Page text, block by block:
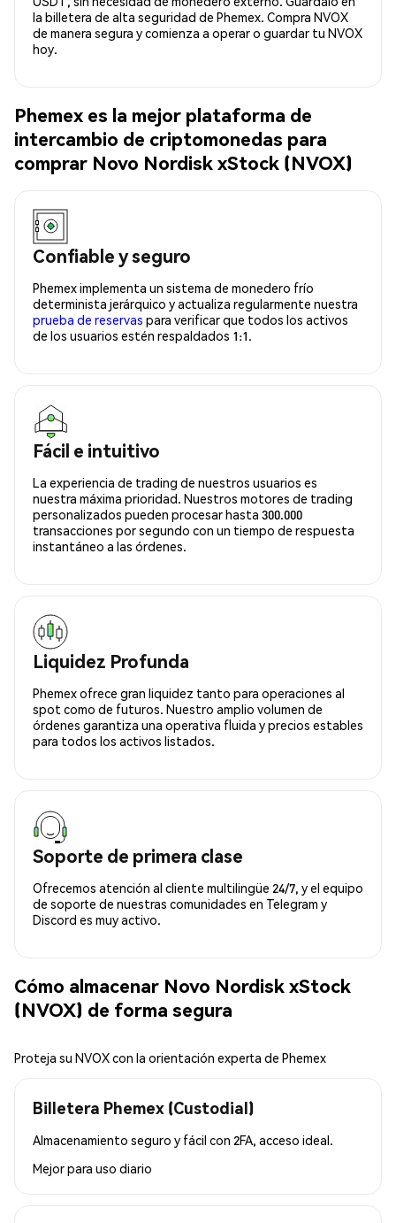
la billetera de alta seguridad de Phemex. Compra NVOX
de manera segura y comienza a operar o guardar tu NVOX
hoy.
Phemex es la mejor plataforma de
intercambio de criptomonedas para
comprar Novo Nordisk xStock (NVOX)
Confiable y seguro
Phemex implementa un sistema de monedero frío
determinista jerárquico y actualiza regularmente nuestra
prueba de reservas para verificar que todos los activos
de los usuarios estén respaldados 1:1.
Fácil e intuitivo
La experiencia de trading de nuestros usuarios es
nuestra máxima prioridad. Nuestros motores de trading
personalizados pueden procesar hasta 300.000
transacciones por segundo con un tiempo de respuesta
instantáneo a las órdenes.
Liquidez Profunda
Phemex ofrece gran liquidez tanto para operaciones al
spot como de futuros. Nuestro amplio volumen de
órdenes garantiza una operativa fluida y precios estables
para todos los activos listados.
Soporte de primera clase
Ofrecemos atención al cliente multilingüe 24/7, y el equipo
de soporte de nuestras comunidades en Telegram y
Discord es muy activo.
Cómo almacenar Novo Nordisk xStock
(NVOX) de forma segura
Proteja su NVOX con la orientación experta de Phemex
Billetera Phemex (Custodial)
Almacenamiento seguro y fácil con 2FA, acceso ideal.
Mejor para uso diario